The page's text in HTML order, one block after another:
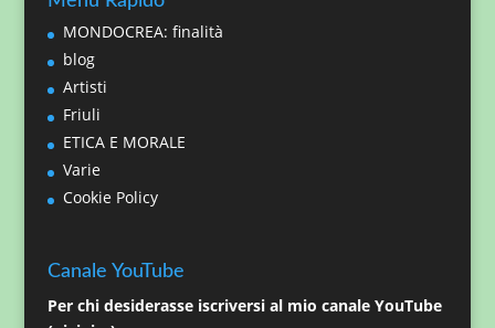
MONDOCREA: finalità
blog
Artisti
Friuli
ETICA E MORALE
Varie
Cookie Policy
Canale YouTube
Per chi desiderasse iscriversi al mio canale YouTube